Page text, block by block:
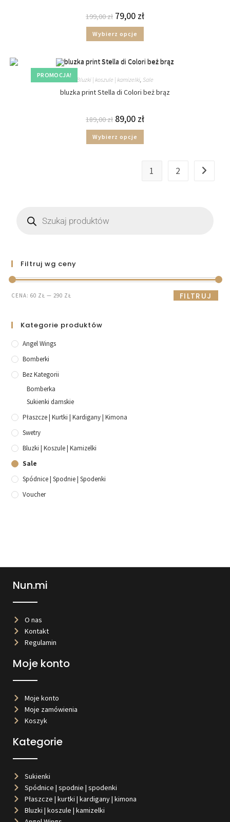
199,00zł 79,00 zł
Wybierz opcje
PROMOCJA!
Bluzki | koszule | kamizelki Sale
bluzka print Stella di Colori beż brąz
189,00zł 89,00 zł
Wybierz opcje
1 2
Filtruj wg ceny
FILTRUJ
CENA:60 ZŁ —290 ZŁ
Kategorie produktów
Angel Wings
Bomberki
Bez Kategorii
Bomberka
Sukienki damskie
Płaszcze | Kurtki | Kardigany | Kimona
Swetry
Bluzki | Koszule | Kamizelki
Sale
Spódnice | Spodnie | Spodenki
Voucher
Nun.mi
O nas
Kontakt
Regulamin
Moje konto
Moje konto
Moje zamówienia
Koszyk
Kategorie
Sukienki
Spódnice | spodnie | spodenki
Płaszcze | kurtki | kardigany | kimona
Bluzki | koszule | kamizelki